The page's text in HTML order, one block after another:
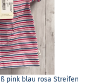
pink blau rosa Strei­fen